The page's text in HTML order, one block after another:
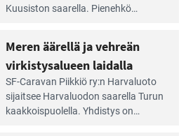
Kuusiston saarella. Pie­nehkö
Meren äärellä ja vehreän
virkistysalueen laidalla
SF-Caravan Piikkiö ry:n Harvaluoto
sijait­see Harvaluodon saarella Turun
kaakkois­puolella. Yhdistys on